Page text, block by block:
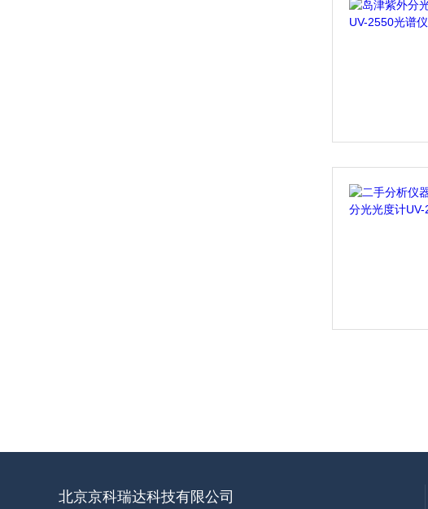
北京京科瑞达科技有限公司